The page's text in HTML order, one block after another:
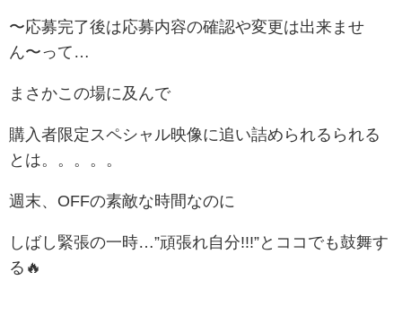
〜応募完了後は応募内容の確認や変更は出来ませ
ん〜って…
まさかこの場に及んで
購入者限定スペシャル映像に追い詰められるられる
とは。。。。。
週末、OFFの素敵な時間なのに
しばし緊張の一時…”頑張れ自分!!!”とココでも鼓舞す
る🔥